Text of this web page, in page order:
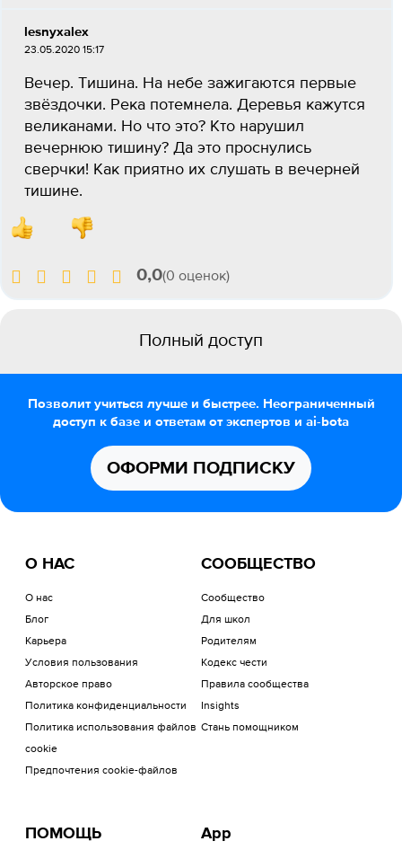
lesnyxalex
23.05.2020 15:17
Вечер. Тишина. На небе зажигаются первые
звёздочки. Река потемнела. Деревья кажутся
великанами. Но что это? Кто нарушил
вечернюю тишину? Да это проснулись
сверчки! Как приятно их слушать в вечерней
тишине.
0,0(0 оценок)
Полный доступ
Позволит учиться лучше и быстрее. Неограниченный
доступ к базе и ответам от экспертов и ai-bota
ОФОРМИ ПОДПИСКУ
О НАС
О нас
Блог
Карьера
Условия пользования
Авторское право
Политика конфиденциальности
Политика использования файлов
cookie
Предпочтения cookie-файлов
СООБЩЕСТВО
Сообщество
Для школ
Родителям
Кодекс чести
Правила сообщества
Insights
Стань помощником
ПОМОЩЬ App